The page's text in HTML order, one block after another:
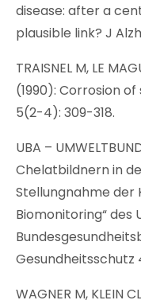
disease: after a
plausible link? J
TRAISNEL M, LE
(1990): Corrosion
5(2-4): 309-318.
UBA –
Chelatbildnern in
Stellungnahme der
Biomonitoring“ des
Gesundheitsschutz
WAGNER M, KLEIN